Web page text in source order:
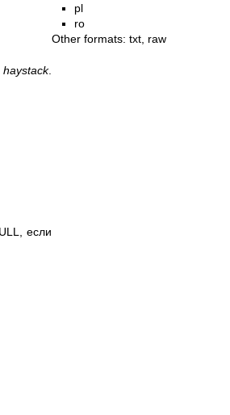
haystack.
если
pl
ro
Other formats: txt raw